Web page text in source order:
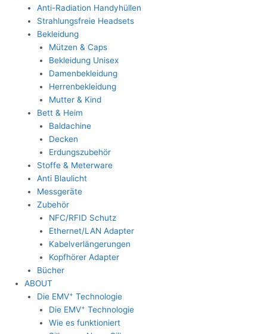
Anti-Radiation Handyhüllen
Strahlungsfreie Headsets
Bekleidung
Mützen & Caps
Bekleidung Unisex
Damenbekleidung
Herrenbekleidung
Mutter & Kind
Bett & Heim
Baldachine
Decken
Erdungszubehör
Stoffe & Meterware
Anti Blaulicht
Messgeräte
Zubehör
NFC/RFID Schutz
Ethernet/LAN Adapter
Kabelverlängerungen
Kopfhörer Adapter
Bücher
ABOUT
Die EMV+ Technologie
Die EMV+ Technologie
Wie es funktioniert